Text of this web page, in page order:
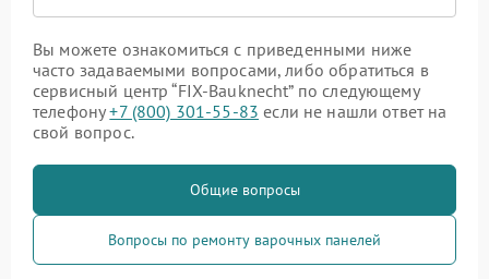
Вы можете ознакомиться с приведенными ниже
часто задаваемыми вопросами, либо обратиться в
сервисный центр “FIX-Bauknecht” по следующему
телефону+7 (800) 301-55-83 если не нашли ответ на
свой вопрос.
Общие вопросы
Вопросы по ремонту варочных панелей